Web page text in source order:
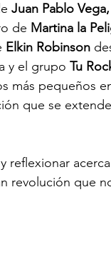
Juan Pablo Vega,
de Martina la
Elkin Robinson
y el grupo Tu
más pequeños
que se
reflexionar
revolución que